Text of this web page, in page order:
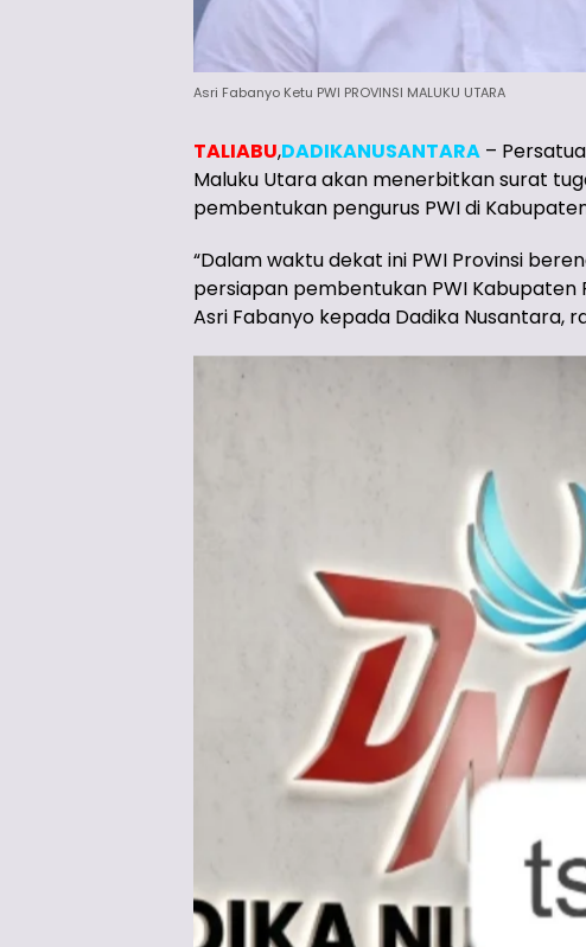
Asri Fabanyo Ketu PWI PROVINSI MALUKU UTARA
TALIABU,DADIKANUSANTARA –
Maluku Utara akan menerbitkan surat
pembentukan pengurus PWI di
“Dalam waktu dekat ini PWI Provinsi
persiapan pembentukan PWI Kabupaten
Asri Fabanyo kepada Dadika Nusantara,